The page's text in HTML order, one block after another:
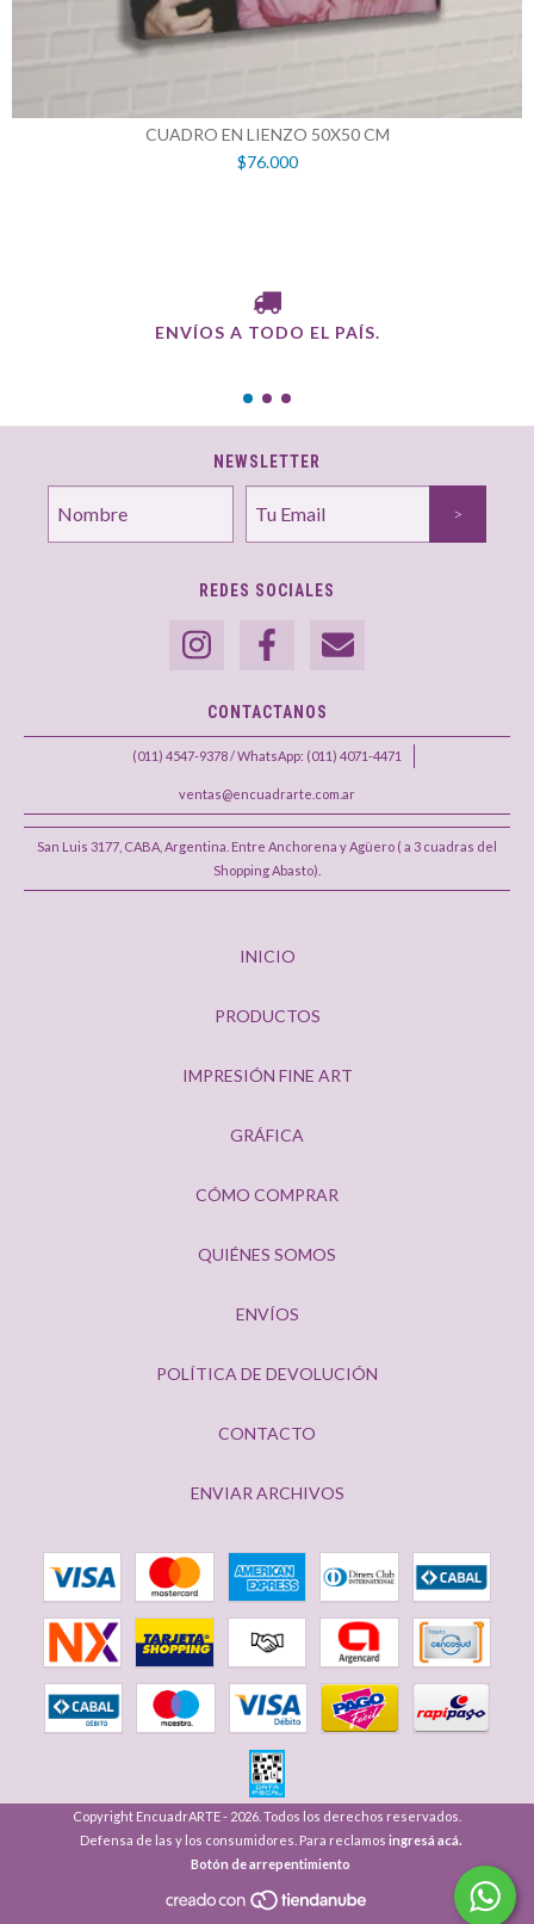
CUADRO EN LIENZO 50X50 CM
$76.000
ENVÍOS A TODO EL PAÍS.
NEWSLETTER
REDES SOCIALES
CONTACTANOS
(011) 4547-9378 / WhatsApp: (011) 4071-4471
ventas@encuadrarte.com.ar
San Luis 3177, CABA, Argentina. Entre Anchorena y Agüero ( a 3 cuadras del
Shopping Abasto).
INICIO
PRODUCTOS
IMPRESIÓN FINE ART
GRÁFICA
CÓMO COMPRAR
QUIÉNES SOMOS
ENVÍOS
POLÍTICA DE DEVOLUCIÓN
CONTACTO
ENVIAR ARCHIVOS
Copyright EncuadrARTE - 2026. Todos los derechos reservados.
Defensa de las y los consumidores. Para reclamos ingresá acá.
Botón de arrepentimiento